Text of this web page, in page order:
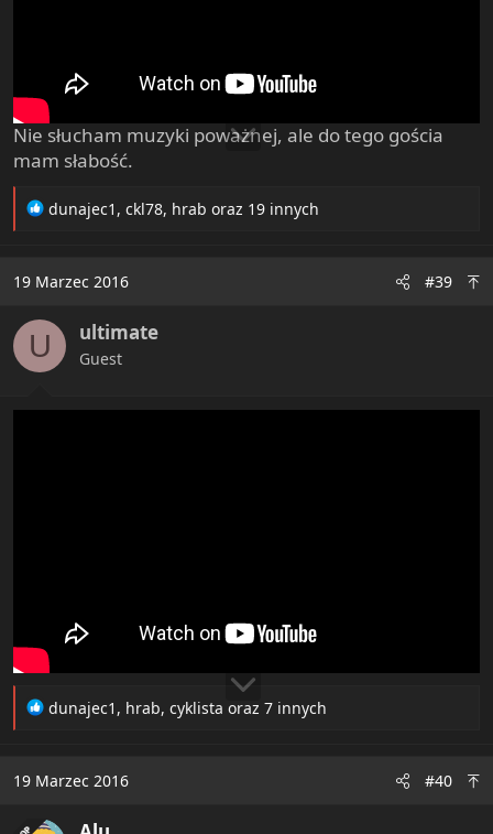
Nie słucham muzyki poważnej, ale do tego gościa
mam słabość.
R
t
o
n
s
dunajec1 , ckl78, hrab oraz 19 innych
19 Marzec 2016 #39
U ultimate
Guest
R
t
dunajec1 , hrab, cyklista oraz 7 innych
19 Marzec 2016 #40